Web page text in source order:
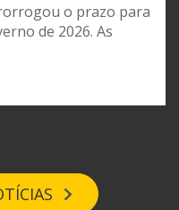
o prazo para
de 2026. As